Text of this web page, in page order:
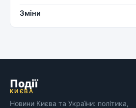
Зміни
Події
КИЄВА
Новини Києва та України: політика,